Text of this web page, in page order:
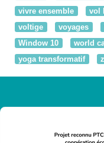
vivre ensemble
vol
voltige
voyages
Window 10
world
yoga transformatif